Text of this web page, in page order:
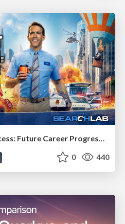
The Mindset for Success: Future Career Progression
0 440